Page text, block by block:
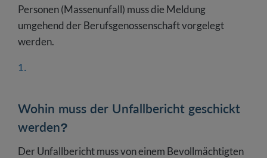
Personen (Massenunfall) muss die Meldung
umgehend der Berufsgenossenschaft vorgelegt
werden.
Wohin muss der Unfallbericht geschickt
werden?
Der Unfallbericht muss von einem Bevollmächtigten